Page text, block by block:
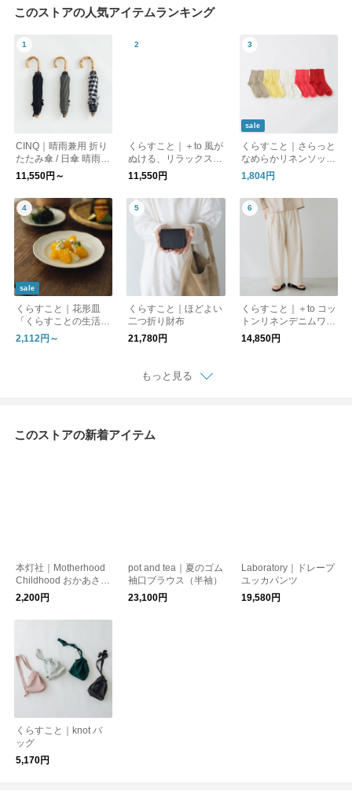
このストアの人気アイテムランキング
CINQ｜晴雨兼用 折り
たたみ傘 / 日傘 晴雨兼
用傘［UVケア/紫外線
対策/母の日］
11,550円～
くらすこと｜＋to 風が
ぬける、リラックスブ
ラウス
11,550円
sale
くらすこと｜さらっと
なめらかリネンソック
ス［ギフト/贈り物］
1,804円
sale
くらすこと｜花形皿
「くらすことの生活道
具 古い器の形シリー
ズ」 ［ 15cm / 18cm
2,112円～
くらすこと｜ほどよい
二つ折り財布
21,780円
くらすこと｜＋to コッ
トンリネンデニムワイ
ドパンツ
14,850円
もっと見る
このストアの新着アイテム
本灯社｜Motherhood
Childhood おかあさん
って、なんだろう〈本
灯社の本〉
2,200円
pot and tea｜夏のゴム
袖口ブラウス（半袖）
23,100円
Laboratory｜ドレープ
ユッカパンツ
19,580円
くらすこと｜knot バ
ッグ
5,170円